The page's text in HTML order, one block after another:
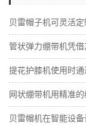
贝雷帽子机可灵活
管状弹力绷带机凭
提花护膝机使用时
网状绷带机用精准
贝雷帽机在智能设